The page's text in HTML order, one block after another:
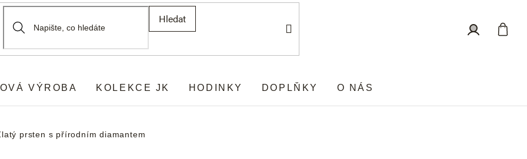
Hledat
VÝROBA KOLEKCE JK HODINKY DOPLŇKY O NÁS
prsten s přírodním diamantem